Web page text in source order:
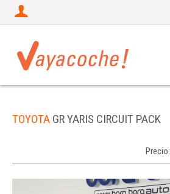
TOYOTA GR YARIS CIRCUIT PACK
Precio: